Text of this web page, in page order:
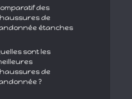
des
de
étanches
sont les
de
?